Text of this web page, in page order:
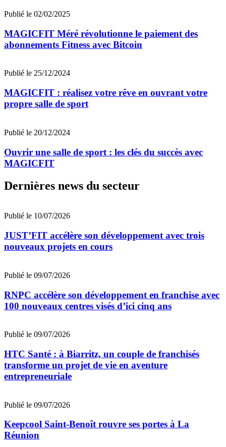
Publié le 02/02/2025
MAGICFIT Méré révolutionne le paiement des
abonnements Fitness avec Bitcoin
Publié le 25/12/2024
MAGICFIT : réalisez votre rêve en ouvrant votre
propre salle de sport
Publié le 20/12/2024
Ouvrir une salle de sport : les clés du succès avec
MAGICFIT
Dernières news du secteur
Publié le 10/07/2026
JUST’FIT accélère son développement avec trois
nouveaux projets en cours
Publié le 09/07/2026
RNPC accélère son développement en franchise avec
100 nouveaux centres visés d’ici cinq ans
Publié le 09/07/2026
HTC Santé : à Biarritz, un couple de franchisés
transforme un projet de vie en aventure
entrepreneuriale
Publié le 09/07/2026
Keepcool Saint-Benoît rouvre ses portes à La
Réunion